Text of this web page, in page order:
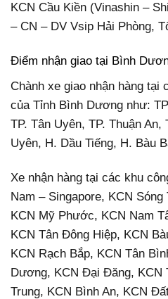
KCN Cầu Kiền (Vinashin –
– CN – DV Vsip Hải Phòng,
Điểm nhận giao tại Bình
Chành xe giao nhận hàng tại
của Tỉnh Bình Dương như:
TP. Tân Uyên, TP. Thuận
Uyên, H. Dầu Tiếng, H. Bàu
Xe nhận hàng tại các khu
Nam – Singapore, KCN
KCN Mỹ Phước, KCN Nam
KCN Tân Đông Hiệp, KCN
KCN Rạch Bắp, KCN Tân
Dương, KCN Đại Đăng, KCN
Trung, KCN Bình An, KCN